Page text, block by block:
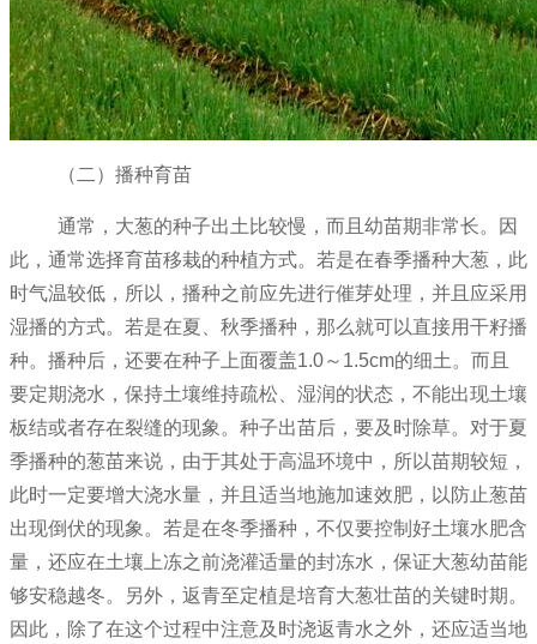
（二）播种育苗
通常，大葱的种子出土比较慢，而且幼苗期非常长。因
此，通常选择育苗移栽的种植方式。若是在春季播种大葱，此
时气温较低，所以，播种之前应先进行催芽处理，并且应采用
湿播的方式。若是在夏、秋季播种，那么就可以直接用干籽播
种。播种后，还要在种子上面覆盖1.0～1.5cm的细土。而且
要定期浇水，保持土壤维持疏松、湿润的状态，不能出现土壤
板结或者存在裂缝的现象。种子出苗后，要及时除草。对于夏
季播种的葱苗来说，由于其处于高温环境中，所以苗期较短，
此时一定要增大浇水量，并且适当地施加速效肥，以防止葱苗
出现倒伏的现象。若是在冬季播种，不仅要控制好土壤水肥含
量，还应在土壤上冻之前浇灌适量的封冻水，保证大葱幼苗能
够安稳越冬。另外，返青至定植是培育大葱壮苗的关键时期。
因此，除了在这个过程中注意及时浇返青水之外，还应适当地